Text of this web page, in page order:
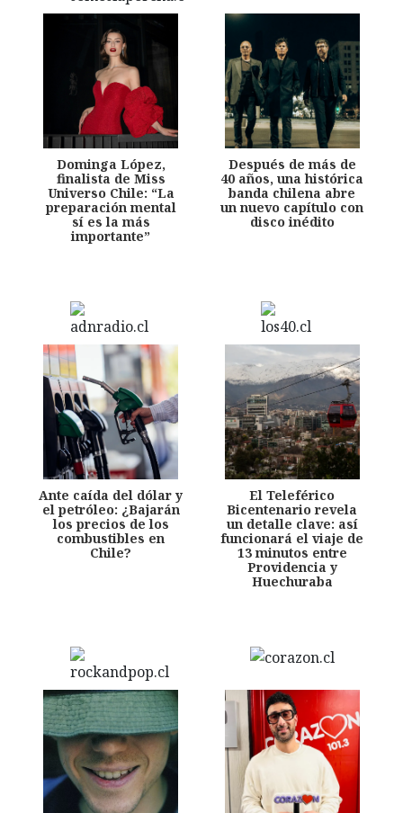
Dominga López,
finalista de Miss
Universo Chile: “La
preparación mental
sí es la más
importante”
Después de más de
40 años, una histórica
banda chilena abre
un nuevo capítulo con
disco inédito
Ante caída del dólar y
el petróleo: ¿Bajarán
los precios de los
combustibles en
Chile?
El Teleférico
Bicentenario revela
un detalle clave: así
funcionará el viaje de
13 minutos entre
Providencia y
Huechuraba